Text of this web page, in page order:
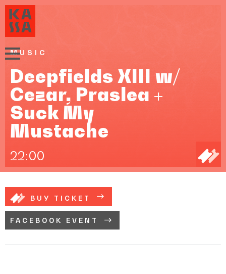
MUSIC
Deepfields XIII w/
Cezar, Praslea +
Suck My
Mustache
22:00
BUY TICKET
FACEBOOK EVENT